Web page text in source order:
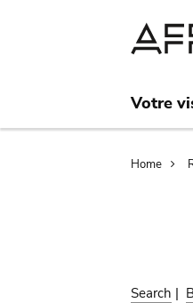
Votre
Home
Search |